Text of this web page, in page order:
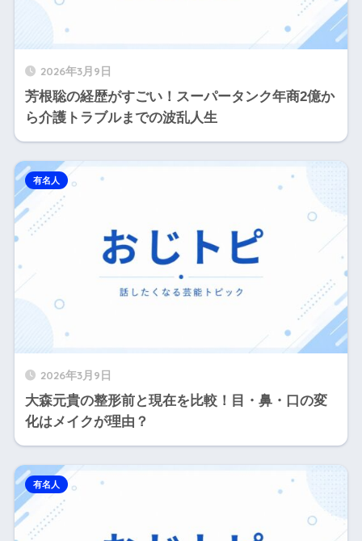
2026年3月9日
芳根聡の経歴がすごい！スーパータンク年商2億か
ら介護トラブルまでの波乱人生
2026年3月9日
大森元貴の整形前と現在を比較！目・鼻・口の変
化はメイクが理由？
有名人
有名人